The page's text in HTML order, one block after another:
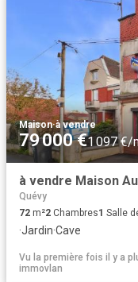
Maison·à vendre
79 000 €1 097 €/
à vendre Maison
Quévy
72 m²2 Chambres1 Salle
·Jardin·Cave
Vu la première fois il y a
immovlan